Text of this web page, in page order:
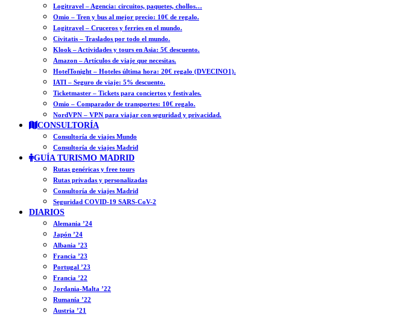
Logitravel – Agencia: circuitos, paquetes, chollos…
Omio – Tren y bus al mejor precio: 10€ de regalo.
Logitravel – Cruceros y ferries en el mundo.
Civitatis – Traslados por todo el mundo.
Klook – Actividades y tours en Asia: 5€ descuento.
Amazon – Artículos de viaje que necesitas.
HotelTonight – Hoteles última hora: 20€ regalo (DVECINO1).
IATI – Seguro de viaje: 5% descuento.
Ticketmaster – Tickets para conciertos y festivales.
Omio – Comparador de transportes: 10€ regalo.
NordVPN – VPN para viajar con seguridad y privacidad.
CONSULTORÍA
Consultoría de viajes Mundo
Consultoría de viajes Madrid
GUÍA TURISMO MADRID
Rutas genéricas y free tours
Rutas privadas y personalizadas
Consultoría de viajes Madrid
Seguridad COVID-19 SARS-CoV-2
DIARIOS
Alemania ’24
Japón ’24
Albania ’23
Francia ’23
Portugal ’23
Francia ’22
Jordania-Malta ’22
Rumanía ’22
Austria ’21